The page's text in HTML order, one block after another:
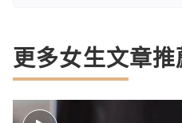
更多女生文章推